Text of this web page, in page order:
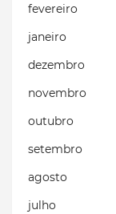
fevereiro
janeiro
dezembro
novembro
outubro
setembro
agosto
julho